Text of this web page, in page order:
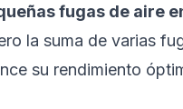
fugas de aire
la suma de varias
su rendimiento